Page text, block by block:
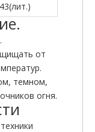
от
темном,
огня.